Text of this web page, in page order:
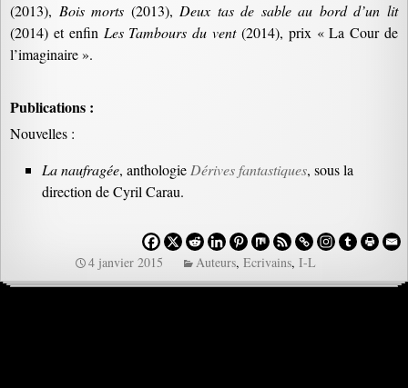
(2013), Bois morts (2013), Deux tas de sable au bord d’un lit
(2014) et enfin Les Tambours du vent(2014), prix « La Cour de
l’imaginaire ».
Publications :
Nouvelles :
La naufragée, anthologie Dérives fantastiques, sous la
direction de Cyril Carau.
4 janvier 2015 Auteurs,Ecrivains,I-L